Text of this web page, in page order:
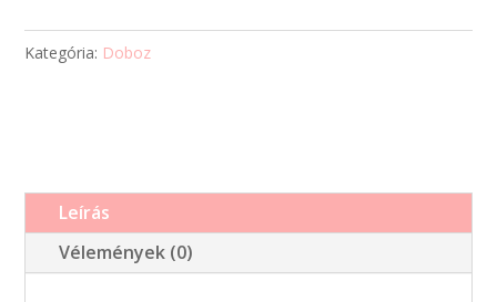
Kategória: Doboz
Leírás
Vélemények (0)